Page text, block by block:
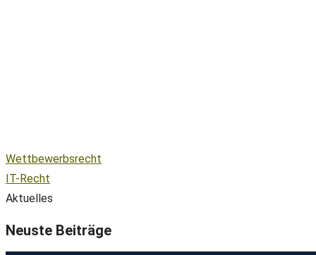
Wettbewerbsrecht
IT-Recht
Aktuelles
Neuste Beiträge